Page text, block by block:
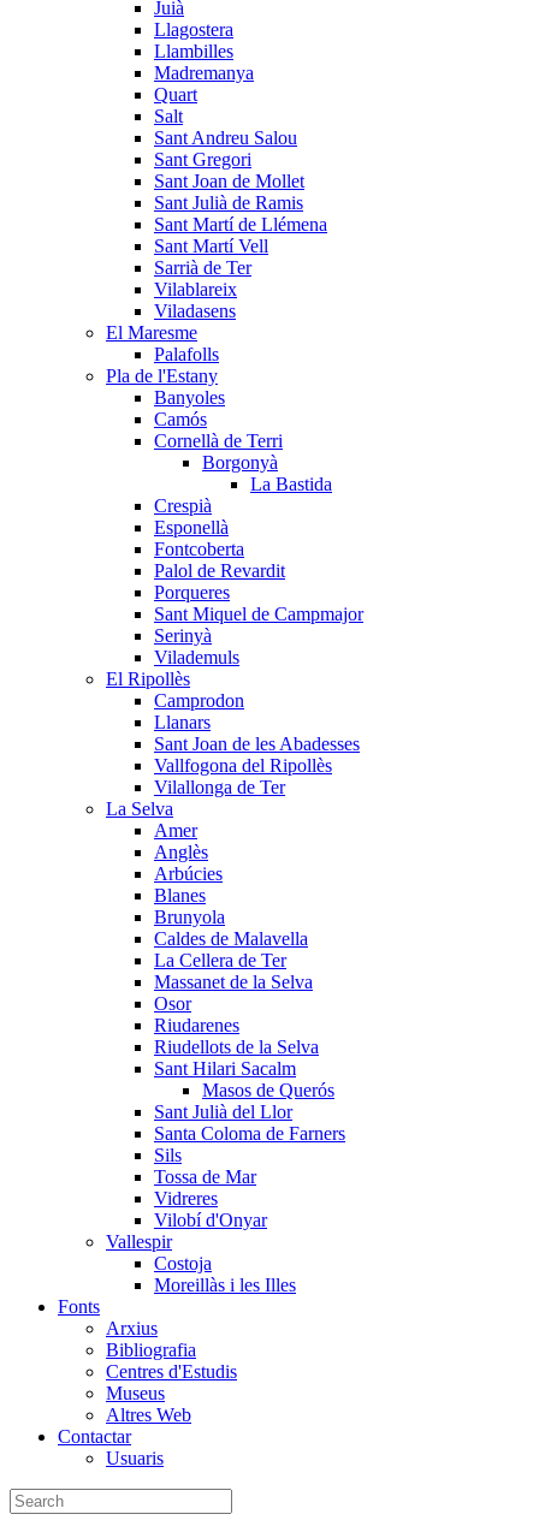
Juià
Llagostera
Llambilles
Madremanya
Quart
Salt
Sant Andreu Salou
Sant Gregori
Sant Joan de Mollet
Sant Julià de Ramis
Sant Martí de Llémena
Sant Martí Vell
Sarrià de Ter
Vilablareix
Viladasens
El Maresme
Palafolls
Pla de l'Estany
Banyoles
Camós
Cornellà de Terri
Borgonyà
La Bastida
Crespià
Esponellà
Fontcoberta
Palol de Revardit
Porqueres
Sant Miquel de Campmajor
Serinyà
Vilademuls
El Ripollès
Camprodon
Llanars
Sant Joan de les Abadesses
Vallfogona del Ripollès
Vilallonga de Ter
La Selva
Amer
Anglès
Arbúcies
Blanes
Brunyola
Caldes de Malavella
La Cellera de Ter
Massanet de la Selva
Osor
Riudarenes
Riudellots de la Selva
Sant Hilari Sacalm
Masos de Querós
Sant Julià del Llor
Santa Coloma de Farners
Sils
Tossa de Mar
Vidreres
Vilobí d'Onyar
Vallespir
Costoja
Moreillàs i les Illes
Fonts
Arxius
Bibliografia
Centres d'Estudis
Museus
Altres Web
Contactar
Usuaris